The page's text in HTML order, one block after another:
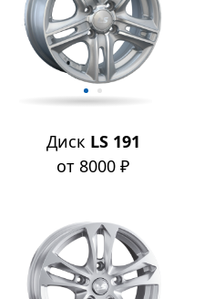
Диск LS 191
от 8000 ₽